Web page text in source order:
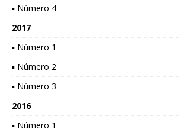
▪ Número 4
2017
▪ Número 1
▪ Número 2
▪ Número 3
2016
▪ Número 1